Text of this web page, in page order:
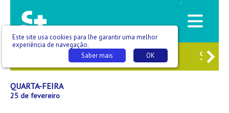
/
QUA25 QUI 26 SEX
QUARTA-FEIRA
25 de fevereiro
Este site usa cookies para lhe garantir uma melhor
experiência de navegação.
OK
Saber mais